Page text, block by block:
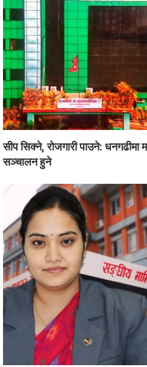
सीप सिक्ने, रोजगारी पाउने:
सञ्चालन हुने